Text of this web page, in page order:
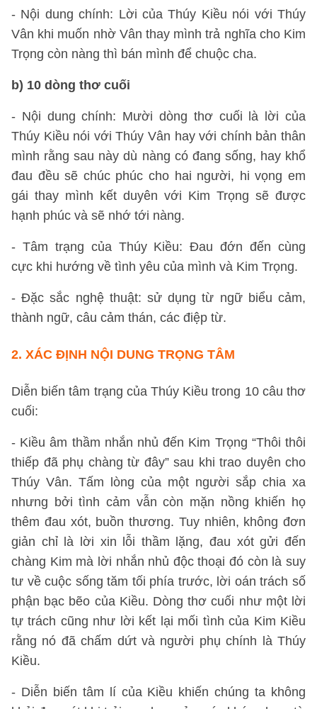
- Nội dung chính: Lời của Thúy Kiều nói với Thúy
Vân khi muốn nhờ Vân thay mình trả nghĩa cho Kim
Trọng còn nàng thì bán mình để chuộc cha.
b) 10 dòng thơ cuối
- Nội dung chính: Mười dòng thơ cuối là lời của
Thúy Kiều nói với Thúy Vân hay với chính bản thân
mình rằng sau này dù nàng có đang sống, hay khổ
đau đều sẽ chúc phúc cho hai người, hi vọng em
gái thay mình kết duyên với Kim Trọng sẽ được
hạnh phúc và sẽ nhớ tới nàng.
- Tâm trạng của Thúy Kiều: Đau đớn đến cùng
cực khi hướng về tình yêu của mình và Kim Trọng.
- Đặc sắc nghệ thuật: sử dụng từ ngữ biểu cảm,
thành ngữ, câu cảm thán, các điệp từ.
2. XÁC ĐỊNH NỘI DUNG TRỌNG TÂM
Diễn biến tâm trạng của Thúy Kiều trong 10 câu thơ
cuối:
- Kiều âm thầm nhắn nhủ đến Kim Trọng “Thôi thôi
thiếp đã phụ chàng từ đây” sau khi trao duyên cho
Thúy Vân. Tấm lòng của một người sắp chia xa
nhưng bởi tình cảm vẫn còn mặn nồng khiến họ
thêm đau xót, buồn thương. Tuy nhiên, không đơn
giản chỉ là lời xin lỗi thầm lặng, đau xót gửi đến
chàng Kim mà lời nhắn nhủ độc thoại đó còn là suy
tư về cuộc sống tăm tối phía trước, lời oán trách số
phận bạc bẽo của Kiều. Dòng thơ cuối như một lời
tự trách cũng như lời kết lại mối tình của Kim Kiều
rằng nó đã chấm dứt và người phụ chính là Thúy
Kiều.
- Diễn biến tâm lí của Kiều khiến chúng ta không